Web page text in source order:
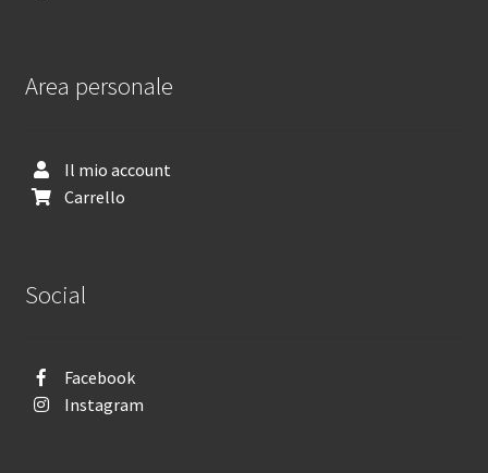
Area personale
Il mio account
Carrello
Social
Facebook
Instagram